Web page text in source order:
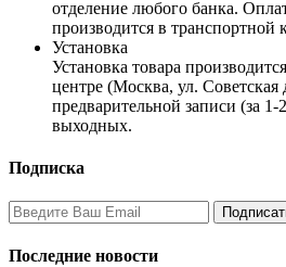
отделение любого банка.
производится в транспортной
Установка
Установка товара
центре (Москва, ул. Советская
предварительной записи (за
выходных.
Подписка
Последние новости